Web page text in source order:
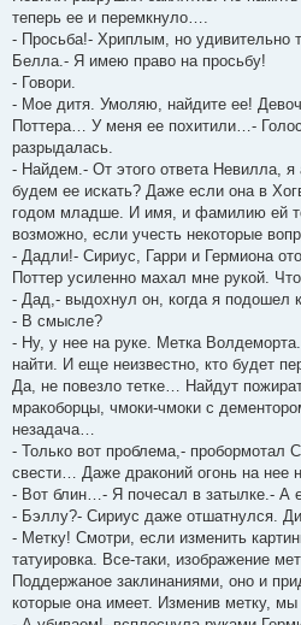
теперь ее и перемкнуло….
- Просьба!- Хриплым, но удивительно
Белла.- Я имею право на просьбу!
- Говори.
- Мое дитя. Умоляю, найдите ее!
Поттера… У меня ее похитили…-
разрыдалась.
- Найдем.- От этого ответа Невилла,
будем ее искать? Даже если она в
годом младше. И имя, и фамилию ей
возможно, если учесть некоторые
- Дадли!- Сириус, Гарри и Гермиона
Поттер усиленно махал мне рукой.
- Дад,- выдохнул он, когда я подошел
- В смысле?
- Ну, у нее на руке. Метка
найти. И еще неизвестно, кто будет
Да, не повезло тетке… Найдут
мракоборцы, чмоки-чмоки с
незадача…
- Только вот проблема,- пробормотал
свести… Даже драконий огонь на нее
- Вот блин…- Я почесал в затылке.- А
- Бэллу?- Сириус даже отшатнулся.
- Метку! Смотри, если изменить
татуировка. Все-таки, изображение
Поддержаное заклинаниями, оно и
которые она имеет. Изменив метку,